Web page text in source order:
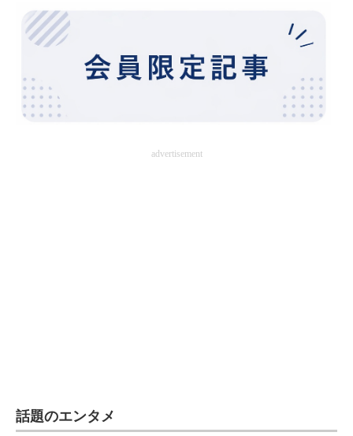
AI活用のいまが分かる
企業ITのトレンドを詳説
経営リーダーのコミュニティ
advertisement
話題のエンタメ